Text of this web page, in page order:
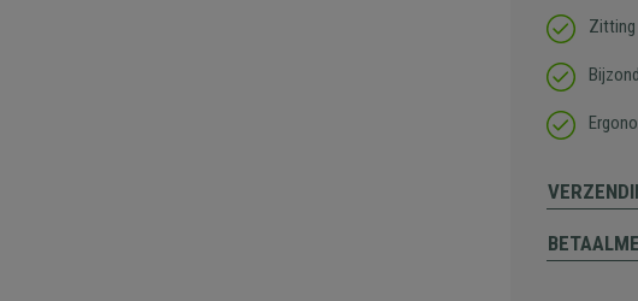
Zitting